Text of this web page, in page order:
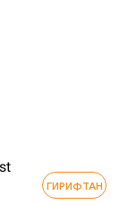
ГИРИФТАН